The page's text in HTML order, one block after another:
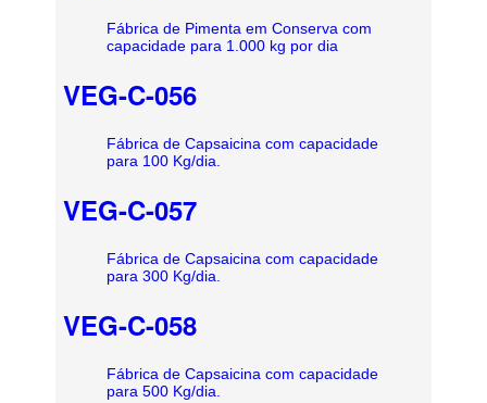
Fábrica de Pimenta em Conserva com
capacidade para 1.000 kg por dia
VEG-C-056
Fábrica de Capsaicina com capacidade
para 100 Kg/dia.
VEG-C-057
Fábrica de Capsaicina com capacidade
para 300 Kg/dia.
VEG-C-058
Fábrica de Capsaicina com capacidade
para 500 Kg/dia.